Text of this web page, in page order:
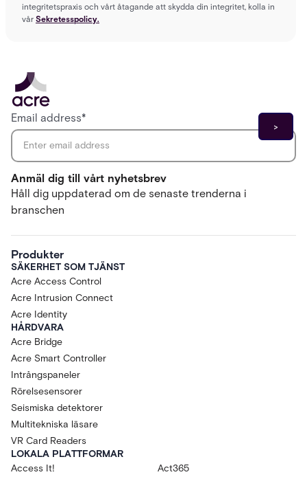
integritetspraxis och vårt åtagande att skydda din integritet, kolla in
vår Sekretesspolicy.
Anmäl dig till vårt nyhetsbrev
Håll dig uppdaterad om de senaste trenderna i
branschen
Email address*
Produkter
SÄKERHET SOM TJÄNST
Acre Access Control
Acre Intrusion Connect
Acre Identity
HÅRDVARA
Acre Bridge
Acre Smart Controller
Intrångspaneler
Rörelsesensorer
Seismiska detektorer
Multitekniska läsare
VR Card Readers
LOKALA PLATTFORMAR
Access It!
Act365